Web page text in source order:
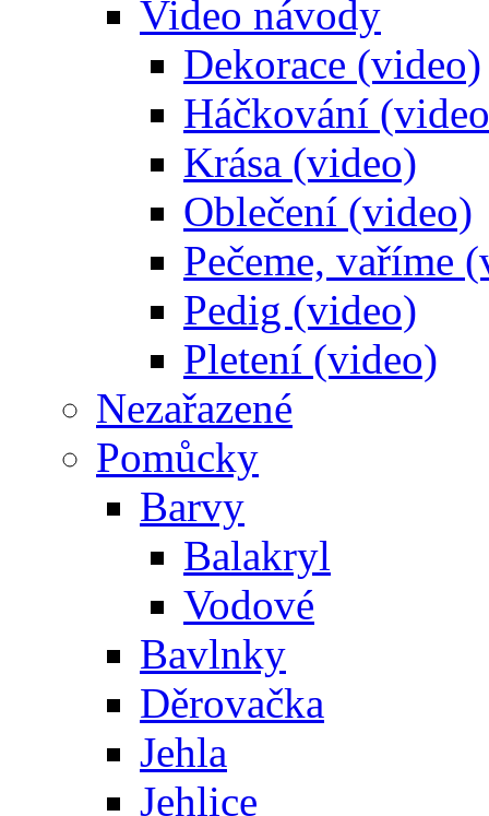
Video návody
Dekorace (video)
Háčkování
Krása (video)
Oblečení (video)
Pečeme, vaříme
Pedig (video)
Pletení (video)
Nezařazené
Pomůcky
Barvy
Balakryl
Vodové
Bavlnky
Děrovačka
Jehla
Jehlice